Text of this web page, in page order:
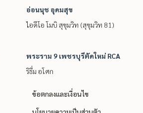
อ่อนนุช อุดมสุข
ไอดีโอ โมบิ สุขุมวิท (สุขุมวิท 81)
พระราม 9 เพชรบุรีตัดใหม่ RCA
ริธึ่ม อโศก
ข้อตกลงและเงื่อนไข